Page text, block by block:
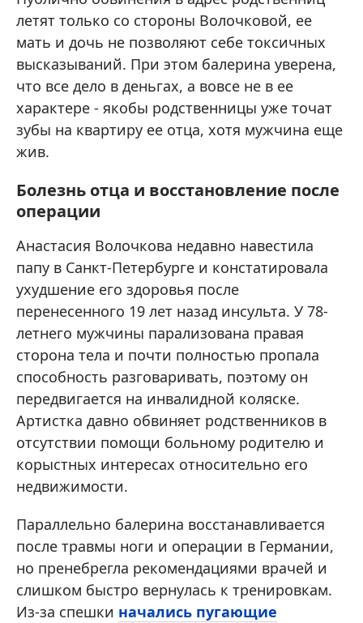
летят только со стороны Волочковой, ее
мать и дочь не позволяют себе токсичных
высказываний. При этом балерина уверена,
что все дело в деньгах, а вовсе не в ее
характере - якобы родственницы уже точат
зубы на квартиру ее отца, хотя мужчина еще
жив.
Болезнь отца и восстановление после
операции
Анастасия Волочкова недавно навестила
папу в Санкт-Петербурге и констатировала
ухудшение его здоровья после
перенесенного 19 лет назад инсульта. У 78-
летнего мужчины парализована правая
сторона тела и почти полностью пропала
способность разговаривать, поэтому он
передвигается на инвалидной коляске.
Артистка давно обвиняет родственников в
отсутствии помощи больному родителю и
корыстных интересах относительно его
недвижимости.
Параллельно балерина восстанавливается
после травмы ноги и операции в Германии,
но пренебрегла рекомендациями врачей и
слишком быстро вернулась к тренировкам.
Из-за спешки начались пугающие